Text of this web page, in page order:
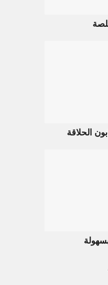
الحلاقة